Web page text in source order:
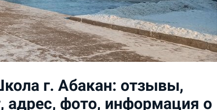
г. Абакан: отзывы,
адрес, фото, информация о